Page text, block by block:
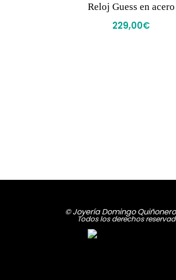
Reloj Guess en acero
229,00€
© Joyería Domingo
Todos los derechos